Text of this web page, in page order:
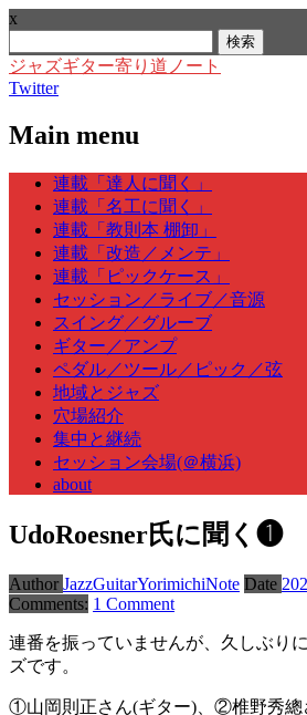
x
索:
ジャズギター寄り道ノート
Twitter
Main menu
Skip
content
連載「達人に聞く」
連載「名工に聞く」
連載「教則本 棚卸」
連載「改造／メンテ」
連載「ピックケース」
セッション／ライブ／音源
スイング／グルーブ
ギター／アンプ
ペダル／ツール／ピック／弦
地域とジャズ
穴場紹介
集中と継続
セッション会場(＠横浜)
about
UdoRoesner氏に聞く❶
Author JazzGuitarYorimichiNote Date
Comments: 1 Comment
連番を振っていませんが、久しぶり
ズです。
①山岡則正さん(ギター)、②椎野秀總